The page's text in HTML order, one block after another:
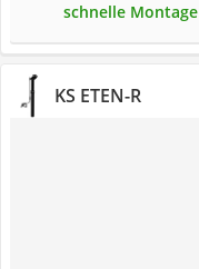
schnelle Montage
KS ETEN-R